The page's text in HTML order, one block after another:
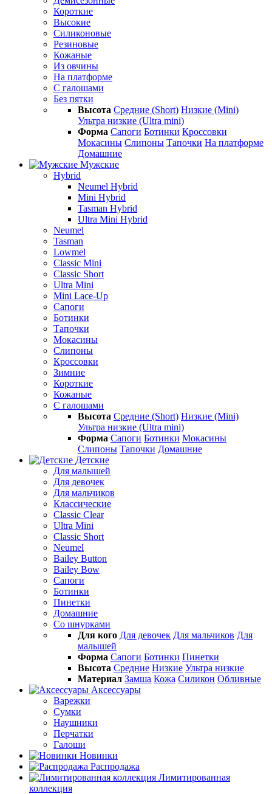
Короткие
Высокие
Силиконовые
Резиновые
Кожаные
Из овчины
На платформе
С галошами
Без пятки
Высота Средние (Short) Низкие (Mini)
Ультра низкие (Ultra mini)
Форма Сапоги Ботинки Кроссовки
Мокасины Слипоны Тапочки На платформе
Домашние
Мужские
Hybrid
Neumel Hybrid
Mini Hybrid
Tasman Hybrid
Ultra Mini Hybrid
Neumel
Tasman
Lowmel
Classic Mini
Classic Short
Ultra Mini
Mini Lace-Up
Сапоги
Ботинки
Тапочки
Мокасины
Слипоны
Кроссовки
Зимние
Короткие
Кожаные
С галошами
Высота Средние (Short) Низкие (Mini)
Ультра низкие (Ultra mini)
Форма Сапоги Ботинки Мокасины
Слипоны Тапочки Домашние
Детские
Для малышей
Для девочек
Для мальчиков
Классические
Classic Clear
Ultra Mini
Classic Short
Neumel
Bailey Button
Bailey Bow
Сапоги
Ботинки
Пинетки
Домашние
Со шнурками
Для кого Для девочек Для мальчиков Для
малышей
Форма Сапоги Ботинки Пинетки
Высота Средние Низкие Ультра низкие
Материал Замша Кожа Силикон Обливные
Аксессуары
Варежки
Сумки
Наушники
Перчатки
Галоши
Новинки
Распродажа
Лимитированная
коллекция